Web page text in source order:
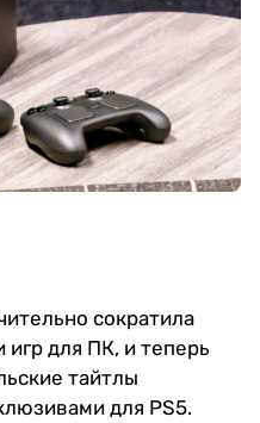
сократила
для ПК, и теперь
тайтлы
для PS5.